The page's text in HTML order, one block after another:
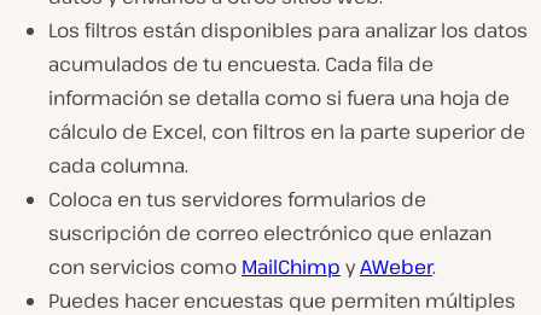
Los filtros están disponibles para analizar los datos
acumulados de tu encuesta. Cada fila de
información se detalla como si fuera una hoja de
cálculo de Excel, con filtros en la parte superior de
cada columna.
Coloca en tus servidores formularios de
suscripción de correo electrónico que enlazan
con servicios como MailChimp yAWeber.
Puedes hacer encuestas que permiten múltiples